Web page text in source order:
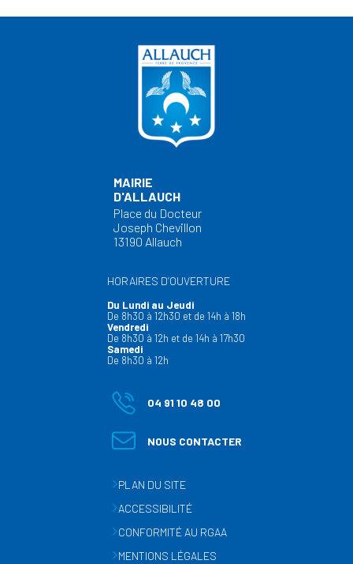
MAIRIE
D'ALLAUCH
Place du Docteur
Joseph Chevillon
13190 Allauch
HORAIRES D’OUVERTURE
Du Lundi au Jeudi
De 8h30 à 12h30 et de 14h à 18h
Vendredi
De 8h30 à 12h et de 14h à 17h30
Samedi
De 8h30 à 12h
04 91 10 48 00
NOUS CONTACTER
PLAN DU SITE
ACCESSIBILITÉ
CONFORMITÉ AU RGAA
MENTIONS LÉGALES